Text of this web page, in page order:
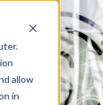
allow
in